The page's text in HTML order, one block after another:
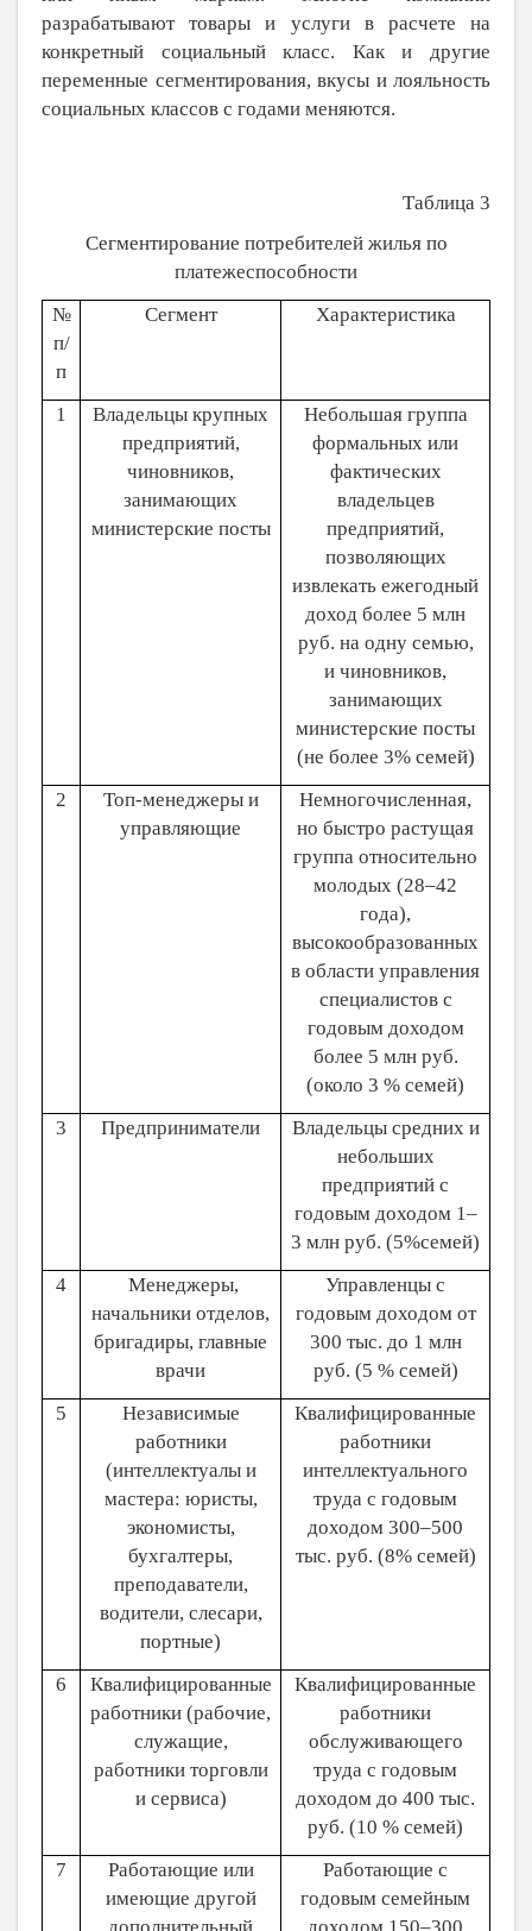
разрабатывают товары и услуги в расчете на
конкретный социальный класс. Как и другие
переменные сегментирования, вкусы и лояльность
социальных классов с годами меняются.
Таблица 3
Сегментирование потребителей жилья по
платежеспособности
№
п/
п
Сегмент Характеристика
1
Владельцы крупных
предприятий,
чиновников,
занимающих
министерские посты
Небольшая группа
формальных или
фактических
владельцев
предприятий,
позволяющих
извлекать ежегодный
доход более 5 млн
руб. на одну семью,
и чиновников,
занимающих
министерские посты
(не более 3% семей)
2
Топ-менеджеры и
управляющие
Немногочисленная,
но быстро растущая
группа относительно
молодых (28–42
года),
высокообразованных
в области управления
специалистов с
годовым доходом
более 5 млн руб.
(около 3 % семей)
3
Предприниматели
Владельцы средних и
небольших
предприятий с
годовым доходом 1–
3 млн руб. (5%семей)
4
Менеджеры,
начальники отделов,
бригадиры, главные
врачи
Управленцы с
годовым доходом от
300 тыс. до 1 млн
руб. (5 % семей)
5
Независимые
работники
(интеллектуалы и
мастера: юристы,
экономисты,
бухгалтеры,
преподаватели,
водители, слесари,
портные)
Квалифицированные
работники
интеллектуального
труда с годовым
доходом 300–500
тыс. руб. (8% семей)
6
Квалифицированные
работники (рабочие,
служащие,
работники торговли
и сервиса)
Квалифицированные
работники
обслуживающего
труда с годовым
доходом до 400 тыс.
руб. (10 % семей)
7
Работающие или
имеющие другой
Работающие с
годовым семейным